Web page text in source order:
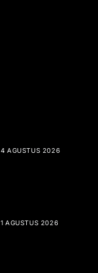
4 AGUSTUS 2026
1 AGUSTUS 2026